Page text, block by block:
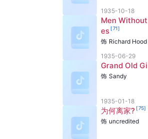
1935-10-18
Men
es [71]
饰 Richard Hood
1935-06-29
Grand Old
饰 Sandy
1935-01-18
为何离家? [75]
饰 uncredited